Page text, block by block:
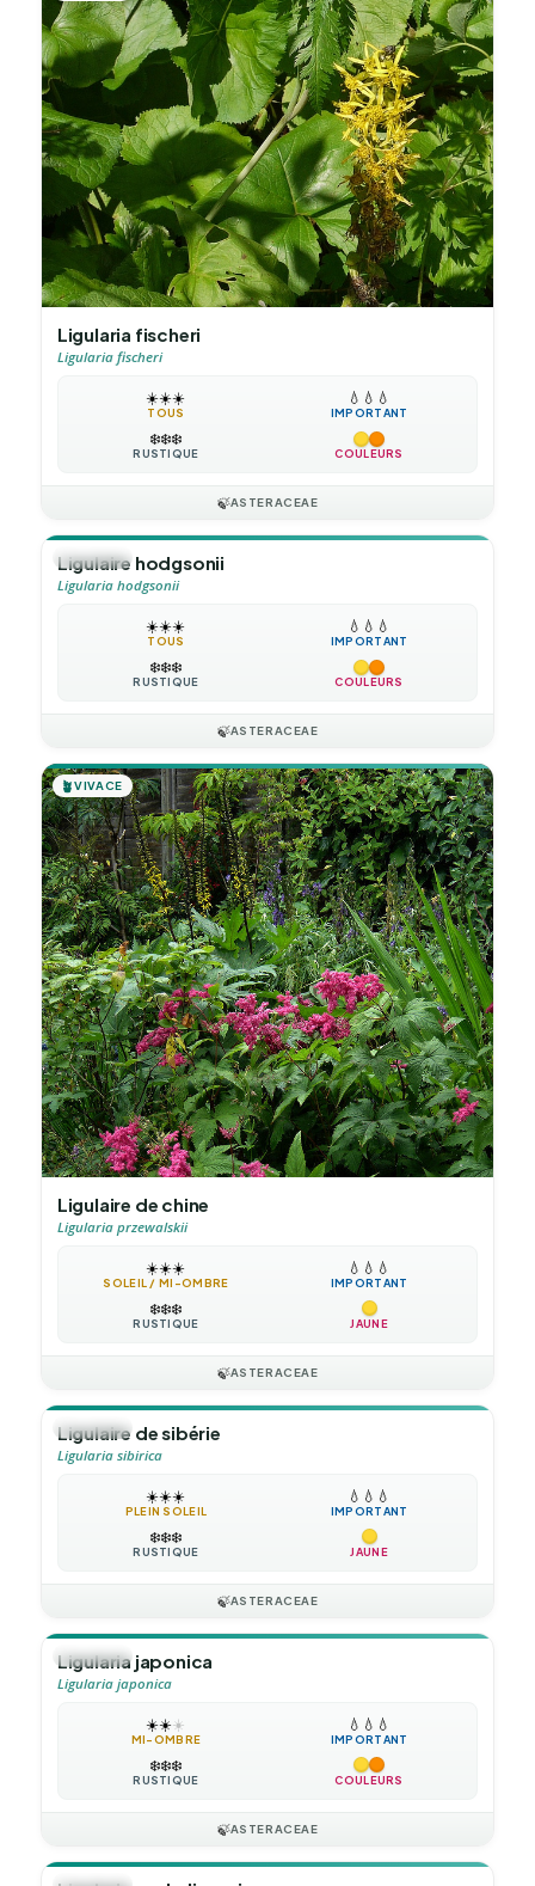
Ligularia fischeri
Ligularia fischeri
☀️☀️☀️
TOUS
💧 💧 💧
IMPORTANT
❄️❄️❄️
RUSTIQUE COULEURS
🍃ASTERACEAE
🪴VIVACE
Ligulaire hodgsonii
Ligularia hodgsonii
☀️☀️☀️
TOUS
💧 💧 💧
IMPORTANT
❄️❄️❄️
RUSTIQUE COULEURS
🍃ASTERACEAE
🪴VIVACE
Ligulaire de chine
Ligularia przewalskii
☀️☀️☀️
SOLEIL / MI-OMBRE
💧 💧 💧
IMPORTANT
❄️❄️❄️
RUSTIQUE JAUNE
🍃ASTERACEAE
🪴VIVACE
Ligulaire de sibérie
Ligularia sibirica
☀️☀️☀️
PLEIN SOLEIL
💧 💧 💧
IMPORTANT
❄️❄️❄️
RUSTIQUE JAUNE
🍃ASTERACEAE
🪴VIVACE
Ligularia japonica
Ligularia japonica
☀️☀️☀️
MI-OMBRE
💧 💧 💧
IMPORTANT
❄️❄️❄️
RUSTIQUE COULEURS
🍃ASTERACEAE